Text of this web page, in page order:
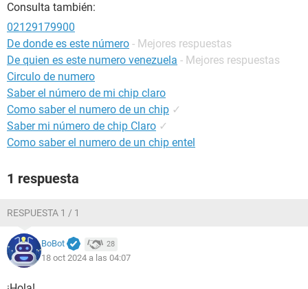
Consulta también:
02129179900
De donde es este número - Mejores respuestas
De quien es este numero venezuela - Mejores respuestas
Circulo de numero
Saber el número de mi chip claro
Como saber el numero de un chip ✓
Saber mi número de chip Claro ✓
Como saber el numero de un chip entel
1 respuesta
RESPUESTA 1 / 1
BoBot 28
18 oct 2024 a las 04:07